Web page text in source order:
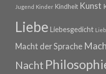
Jugend Kinder Kindheit Kunst
Liebe Liebesgedicht
Macht der Sprache
Nacht